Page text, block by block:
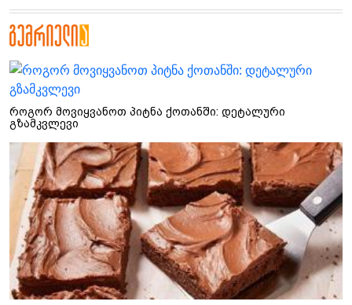
როგორ მოვიყვანოთ პიტნა ქოთანში: დეტალური
გზამკვლევი